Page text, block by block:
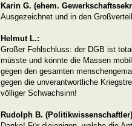
Karin G. (ehem.
Ausgezeichnet und in den
Helmut L.:
Großer Fehlschluss: der DGB ist
müsste und könnte die Massen
gegen den gesamten
gegen die unverantwortliche
völliger Schwachsinn!
Rudolph B.